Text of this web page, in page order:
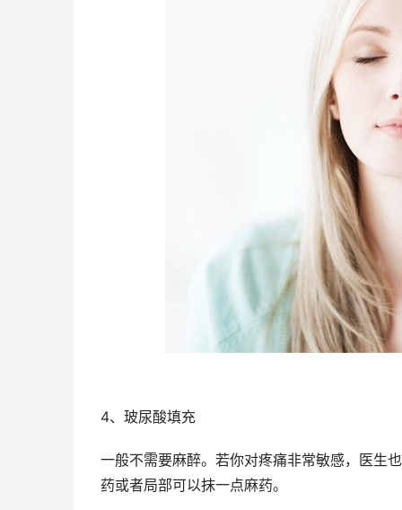
4、玻尿酸填充
一般不需要麻醉。若你对疼痛非常敏感，医生
药或者局部可以抹一点麻药。